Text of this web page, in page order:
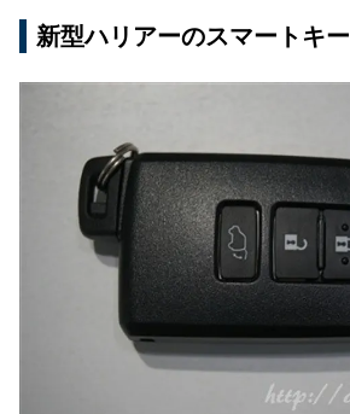
新型ハリアーのスマートキー